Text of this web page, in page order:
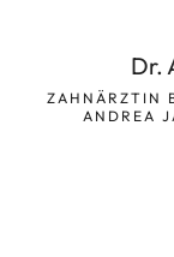
Dr.
ZAHNÄRZTIN
ANDREA